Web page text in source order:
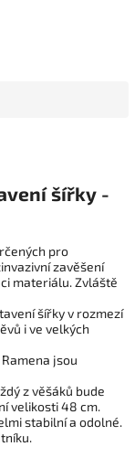
šířky -
pro
zavěšení
materiálu. Zvláště
šířky v rozmezí
i ve velkých
jsou
z věšáků bude
velikosti 48 cm.
stabilní a odolné.